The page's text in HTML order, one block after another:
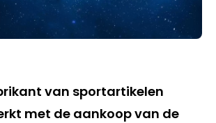
van sportartikelen
met de aankoop van de